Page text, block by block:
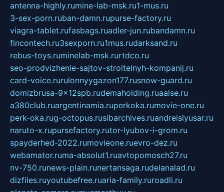
antenna-highly.rumine-lab-msk.ru1-mus.ru
3-sex-porn.ruban-damn.rupurse-factory.ru
viagra-tablet.rufasbags.ruadler-jun.rubandamn.ru
fincontech.ru3sexporn.ru1mus.rudarksand.ru
rebus-toys.ruminelab-msk.rurtdco.ru
seo-prodvizhenie-sajtov-stroitelnyh-kompanij.ru
card-voice.rurulonnyygazon177.rusnow-guard.ru
domizbrusa-9x12spb.rudemaholding.ruaalse.ru
a380club.ruargentinamia.ruperkoka.rumovie-one.ru
perk-oka.rug-octopus.rusibarchives.ruandreislyusar.ru
naruto-x.rupursefactory.rutor-lyubov-i-grom.ru
spayderhed-2022.rumovieone.ruevro-dez.ru
webamator.ruma-absolut1.ruavtopomosch27.ru
nv-750.runews-plain.runertansaga.rudelanalad.ru
dizfiles.ruyoutubefree.ruaria-family.ruroadli.ru